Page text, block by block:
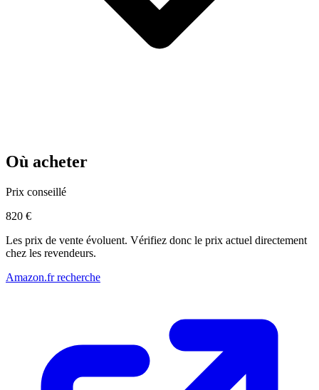
Où acheter
Prix conseillé
820 €
Les prix de vente évoluent. Vérifiez donc le prix actuel directement
chez les revendeurs.
Amazon.fr recherche